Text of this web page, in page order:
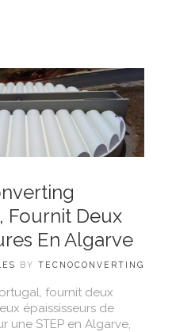
Fournit Deux
En Algarve
BY TECNOCONVERTING
fournit deux
épaississeurs de
une STEP en Algarve,